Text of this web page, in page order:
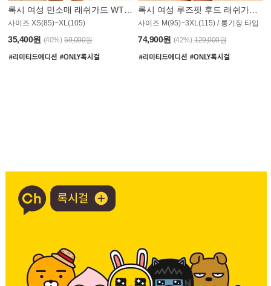
사이즈 XS(85)~XL(105)
35,400원 (40%) 59,000원
사이즈 M(95)~3XL(115) / 롱기장 타입
74,900원 (42%) 129,000원